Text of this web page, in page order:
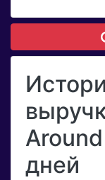
дней